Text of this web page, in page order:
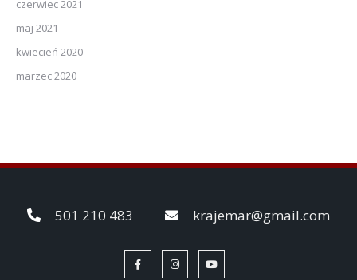
czerwiec 2021
maj 2021
kwiecień 2020
marzec 2020
501 210 483 krajemar@gmail.com